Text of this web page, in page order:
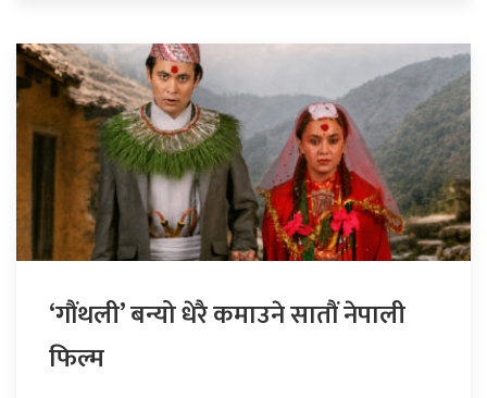
‘गौंथली’ बन्यो धेरै कमाउने सातौं नेपाली
फिल्म